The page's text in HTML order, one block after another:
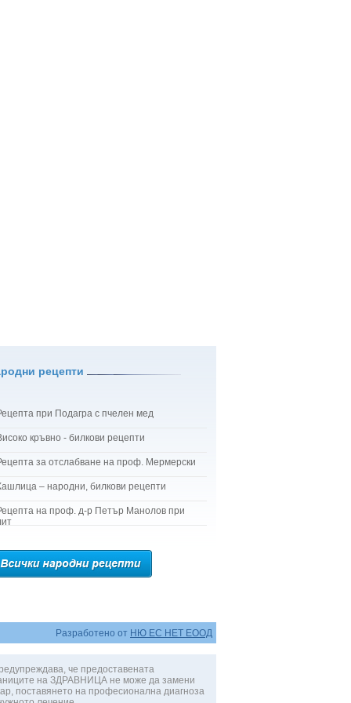
рецепти
при Подагра с пчелен мед
кръвно - билкови рецепти
за отслабване на проф. Мермерски
– народни, билкови рецепти
на проф. д-р Петър Манолов при
Разработено от НЮ ЕС НЕТ ЕООД
че предоставената
на ЗДРАВНИЦА не може да замени
поставянето на професионална диагноза